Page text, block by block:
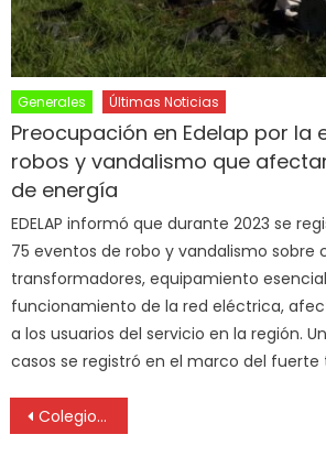
Generales Últimas Noticias
Preocupación en Edelap por la
robos y vandalismo que
de energía
EDELAP informó que durante 2023 se
75 eventos de robo y vandalismo sobre
transformadores, equipamiento
funcionamiento de la red eléctrica,
a los usuarios del servicio en la región.
casos se registró en el marco del
Colegio de Profesionales de la Higiene y Seguridad: balance positivo del 2023